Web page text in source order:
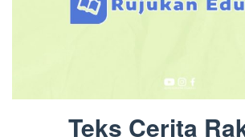
Teks Cerita